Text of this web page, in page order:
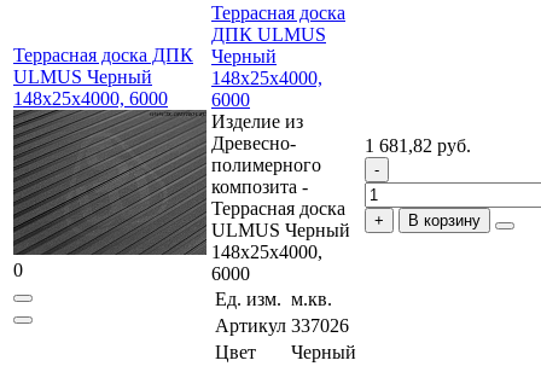
Террасная доска ДПК
ULMUS Черный
148x25x4000, 6000
0
Террасная доска
ДПК ULMUS
Черный
148x25x4000,
6000
Изделие из
Древесно-
полимерного
композита -
Террасная доска
ULMUS Черный
148x25x4000,
6000
Ед. изм. м.кв.
Артикул 337026
Цвет
Черный
1 681,82 руб.
В корзину